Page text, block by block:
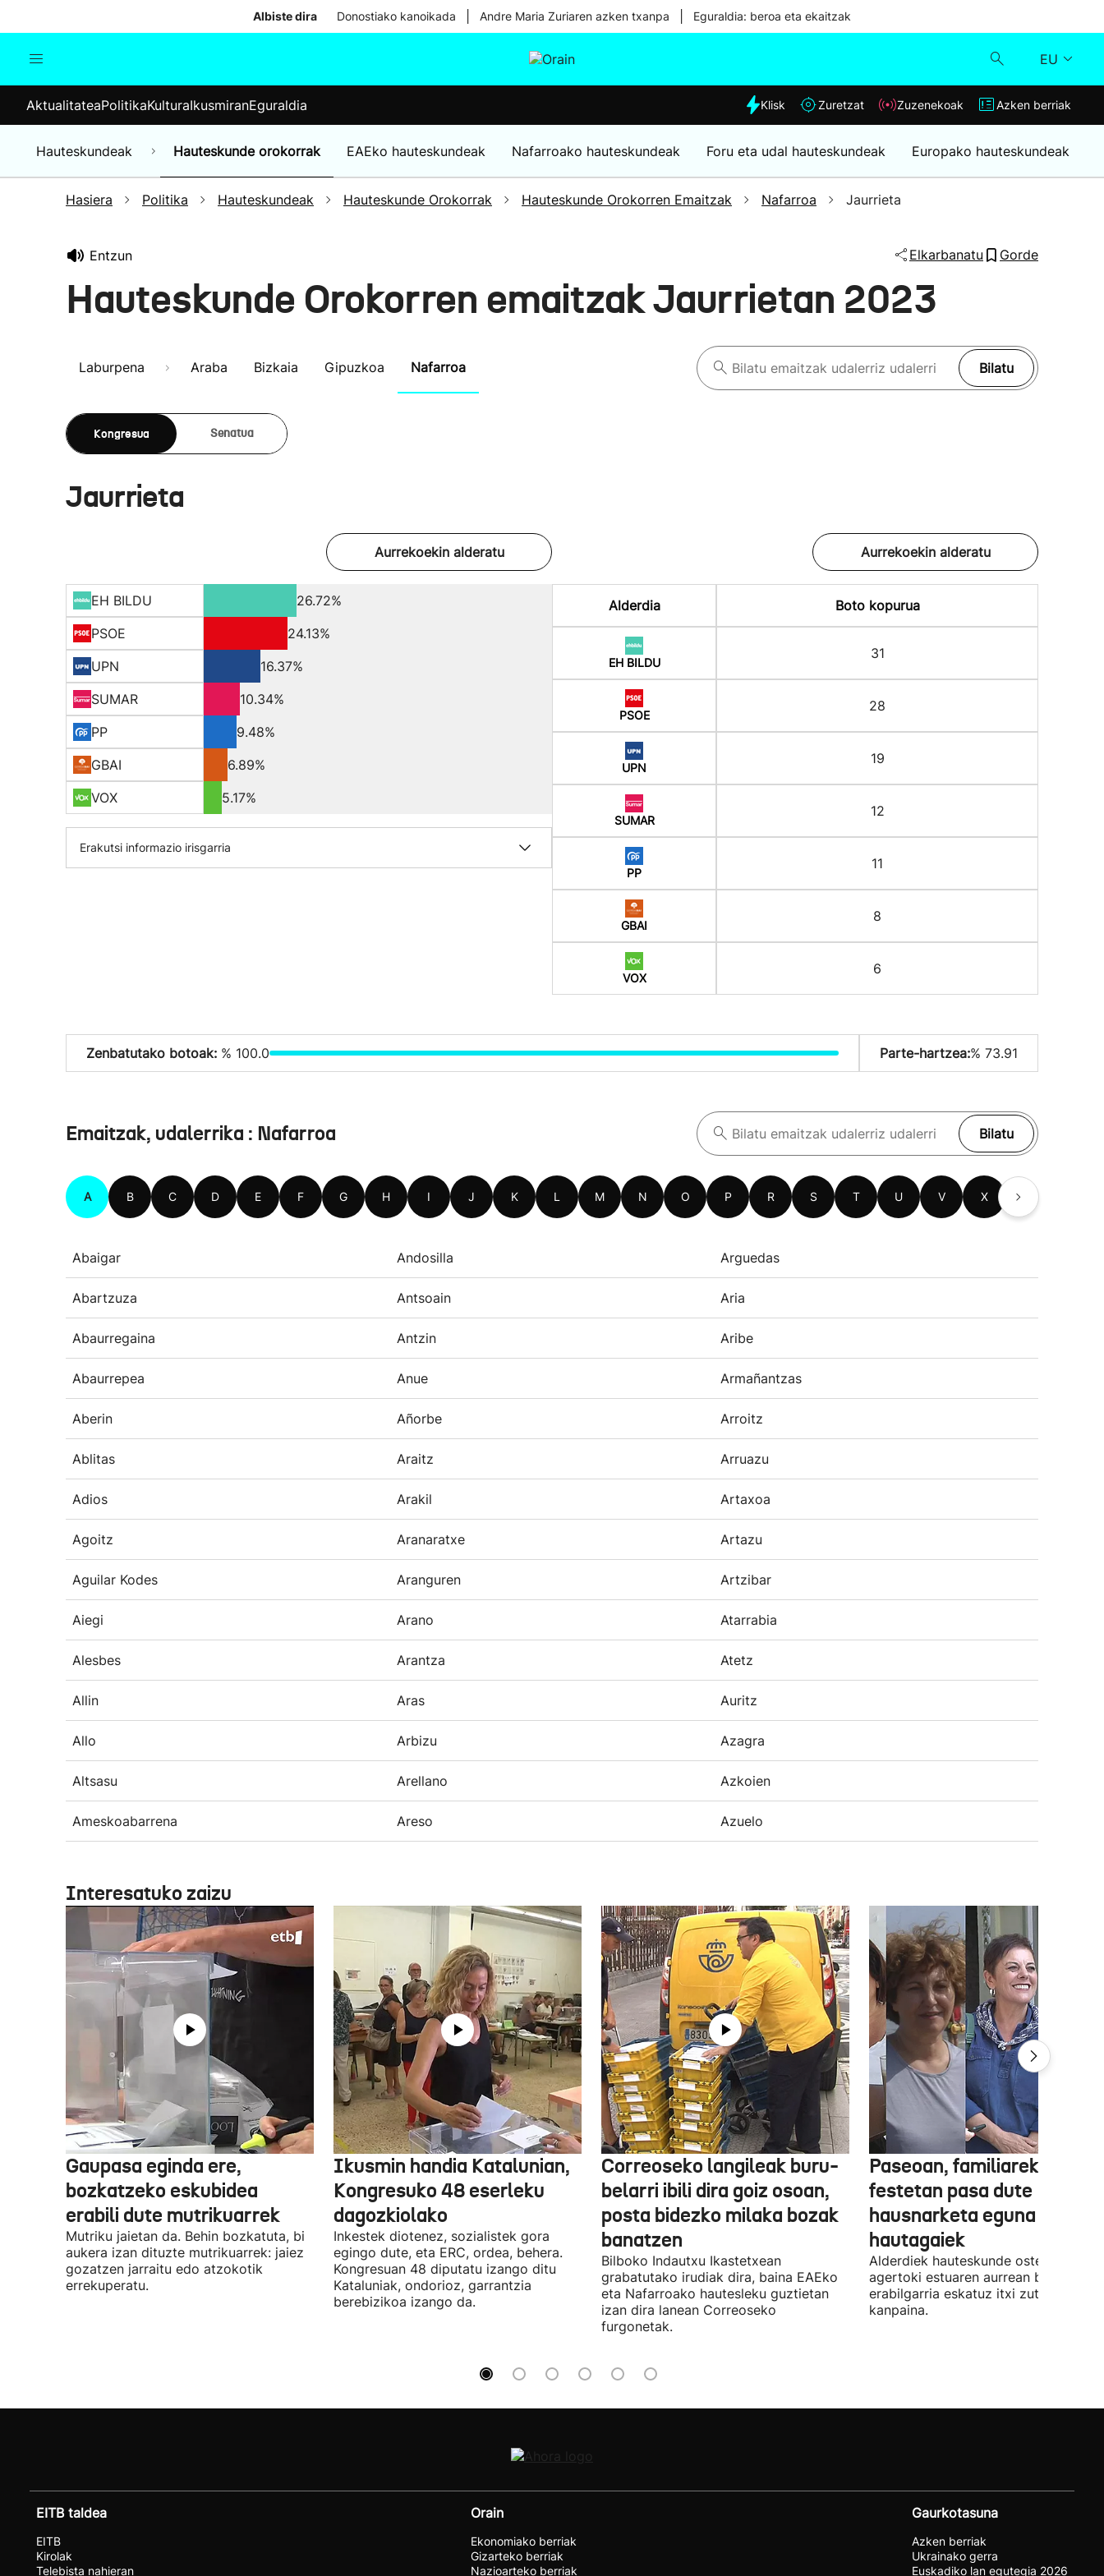
Albiste dira Donostiako kanoikada Andre Maria Zuriaren azken txanpa Eguraldia: beroa eta ekaitzak
EU
Munduko albisteak
Hauteskundeak
Eguraldia
Klisk
Zuzenekoak
Azken berriak
AktualitateaPolitikaKulturaIkusmiranEguraldia Klisk Zuretzat Zuzenekoak Azken berriak
Hauteskundeak Hauteskunde orokorrak EAEko hauteskundeak Nafarroako hauteskundeak Foru eta udal hauteskundeak Europako hauteskundeak
Hasiera Politika Hauteskundeak Hauteskunde Orokorrak Hauteskunde Orokorren Emaitzak Nafarroa Jaurrieta
Entzun Elkarbanatu Gorde
Hauteskunde Orokorren emaitzak Jaurrietan 2023
Laburpena Araba Bizkaia Gipuzkoa Nafarroa Bilatu
Kongresua Senatua
Jaurrieta
Aurrekoekin alderatu
EH BILDU
26.72%
PSOE
24.13%
UPN
16.37%
SUMAR
10.34%
PP
9.48%
GBAI
6.89%
VOX
5.17%
Erakutsi informazio irisgarria
Aurrekoekin alderatu
Alderdia Boto kopurua
EH BILDU
31
PSOE
28
UPN
19
SUMAR
12
PP
11
GBAI
8
VOX
6
Zenbatutako botoak: % 100.0 Parte-hartzea:% 73.91
Emaitzak, udalerrika : Nafarroa Bilatu
A B C D E F G H I J K L M N O P R S T U V X
Abaigar Andosilla Arguedas
Abartzuza Antsoain Aria
Abaurregaina Antzin Aribe
Abaurrepea Anue Armañantzas
Aberin Añorbe Arroitz
Ablitas Araitz Arruazu
Adios Arakil Artaxoa
Agoitz Aranaratxe Artazu
Aguilar Kodes Aranguren Artzibar
Aiegi Arano Atarrabia
Alesbes Arantza Atetz
Allin Aras Auritz
Allo Arbizu Azagra
Altsasu Arellano Azkoien
Ameskoabarrena Areso Azuelo
Interesatuko zaizu
Gaupasa eginda ere,
bozkatzeko eskubidea
erabili dute mutrikuarrek
Mutriku jaietan da. Behin bozkatuta, bi
aukera izan dituzte mutrikuarrek: jaiez
gozatzen jarraitu edo atzokotik
errekuperatu.
Ikusmin handia Katalunian,
Kongresuko 48 eserleku
dagozkiolako
Inkestek diotenez, sozialistek gora
egingo dute, eta ERC, ordea, behera.
Kongresuan 48 diputatu izango ditu
Kataluniak, ondorioz, garrantzia
berebizikoa izango da.
Correoseko langileak buru-
belarri ibili dira goiz osoan,
posta bidezko milaka bozak
banatzen
Bilboko Indautxu Ikastetxean
grabatutako irudiak dira, baina EAEko
eta Nafarroako hautesleku guztietan
izan dira lanean Correoseko
furgonetak.
Paseoan, familiarekin edo
festetan pasa dute
hausnarketa eguna
hautagaiek
Alderdiek hauteskunde osteko
agertoki estuaren aurrean boto
erabilgarria eskatuz itxi zuten atzo
kanpaina.
EITB taldea
EITB
Kirolak
Telebista nahieran
Orain
Ekonomiako berriak
Gizarteko berriak
Nazioarteko berriak
Gaurkotasuna
Azken berriak
Ukrainako gerra
Euskadiko lan egutegia 2026